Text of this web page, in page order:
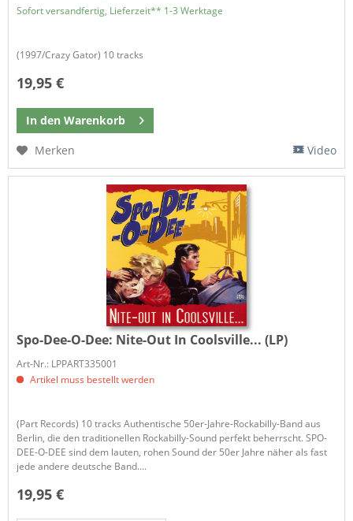
Sofort versandfertig, Lieferzeit** 1-3 Werktage
(1997/Crazy Gator) 10 tracks
19,95 €
In den Warenkorb
Merken
Video
Spo-Dee-O-Dee: Nite-Out In Coolsville... (LP)
Art-Nr.: LPPART335001
Artikel muss bestellt werden
(Part Records) 10 tracks Authentische 50er-Jahre-Rockabilly-Band aus
Berlin, die den traditionellen Rockabilly-Sound perfekt beherrscht. SPO-
DEE-O-DEE sind dem lauten, rohen Sound der 50er Jahre näher als fast
jede andere deutsche Band....
19,95 €